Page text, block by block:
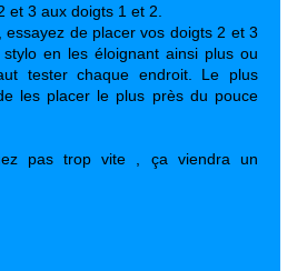
et 3 aux doigts 1 et 2.
de placer vos doigts 2 et 3
en les éloignant ainsi plus ou
tester chaque endroit. Le plus
les placer le plus près du pouce
pas trop vite , ça viendra un